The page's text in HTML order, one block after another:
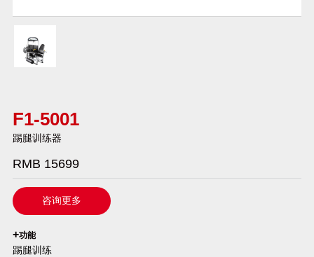
F1-5001
踢腿训练器
RMB 15699
咨询更多
`
+功能
踢腿训练